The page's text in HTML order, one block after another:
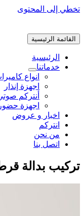
تخطي إلى المحتوى
القائمة الرئيسية
الرئيسية
خدماتنا
انواع
اجهزة إنذار
أنتركم
اجهزة
اخبار و عروض
انتركم
من نحن
اتصل بنا
تركيب بدالة